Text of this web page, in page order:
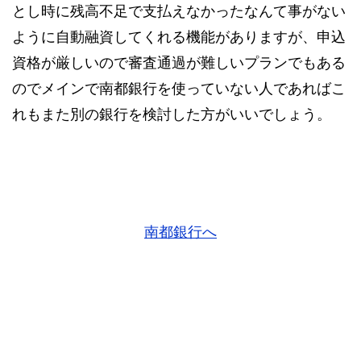
とし時に残高不足で支払えなかったなんて事がない
ように自動融資してくれる機能がありますが、申込
資格が厳しいので審査通過が難しいプランでもある
のでメインで南都銀行を使っていない人であればこ
れもまた別の銀行を検討した方がいいでしょう。
南都銀行へ